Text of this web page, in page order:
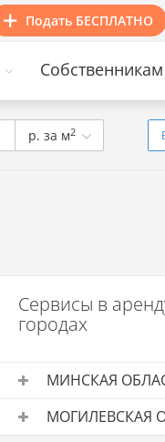
Подать БЕСПЛАТНО
Собственникам
р. за м2
Сервисы в
городах
МИНСКАЯ
МОГИЛЕВСКАЯ